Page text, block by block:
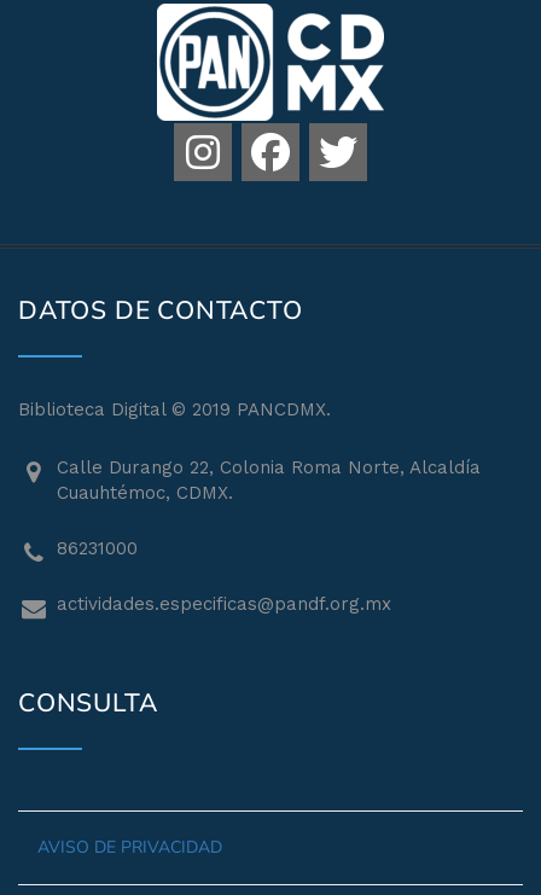
DATOS DE CONTACTO
Biblioteca Digital © 2019 PANCDMX.
Calle Durango 22, Colonia Roma Norte, Alcaldía
Cuauhtémoc, CDMX.
86231000
actividades.especificas@pandf.org.mx
CONSULTA
AVISO DE PRIVACIDAD